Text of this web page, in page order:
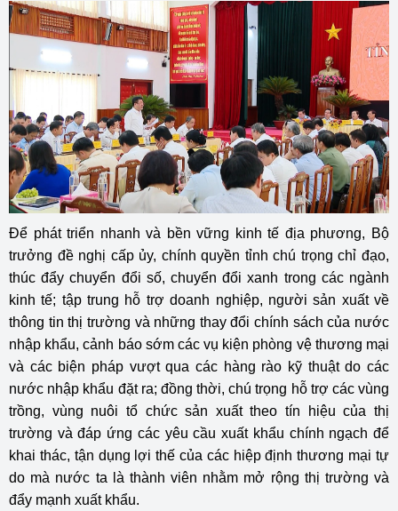
Để phát triển nhanh và bền vững kinh tế địa phương, Bộ
trưởng đề nghị cấp ủy, chính quyền tỉnh chú trọng chỉ đạo,
thúc đẩy chuyển đổi số, chuyển đổi xanh trong các ngành
kinh tế; tập trung hỗ trợ doanh nghiệp, người sản xuất về
thông tin thị trường và những thay đổi chính sách của nước
nhập khẩu, cảnh báo sớm các vụ kiện phòng vệ thương mại
và các biện pháp vượt qua các hàng rào kỹ thuật do các
nước nhập khẩu đặt ra; đồng thời, chú trọng hỗ trợ các vùng
trồng, vùng nuôi tổ chức sản xuất theo tín hiệu của thị
trường và đáp ứng các yêu cầu xuất khẩu chính ngạch để
khai thác, tận dụng lợi thế của các hiệp định thương mại tự
do mà nước ta là thành viên nhằm mở rộng thị trường và
đẩy mạnh xuất khẩu.